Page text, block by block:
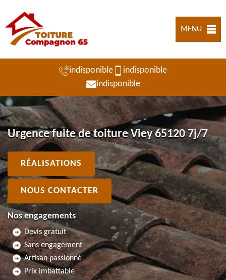
MENU
indisponible
indisponible
indisponible
Urgence fuite de toiture Viey 65120 7j/7
RÉALISATIONS
NOUS CONTACTER
Nos engagements
Devis gratuit
Sans engagement
Artisan passionné
Prix imbattable